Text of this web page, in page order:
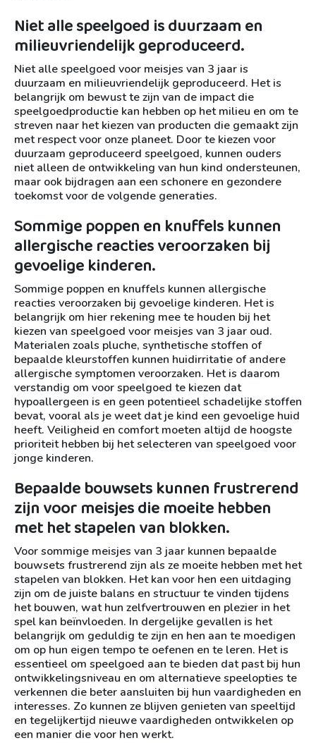
Niet alle speelgoed is duurzaam en
milieuvriendelijk geproduceerd.
Niet alle speelgoed voor meisjes van 3 jaar is
duurzaam en milieuvriendelijk geproduceerd. Het is
belangrijk om bewust te zijn van de impact die
speelgoedproductie kan hebben op het milieu en om te
streven naar het kiezen van producten die gemaakt zijn
met respect voor onze planeet. Door te kiezen voor
duurzaam geproduceerd speelgoed, kunnen ouders
niet alleen de ontwikkeling van hun kind ondersteunen,
maar ook bijdragen aan een schonere en gezondere
toekomst voor de volgende generaties.
Sommige poppen en knuffels kunnen
allergische reacties veroorzaken bij
gevoelige kinderen.
Sommige poppen en knuffels kunnen allergische
reacties veroorzaken bij gevoelige kinderen. Het is
belangrijk om hier rekening mee te houden bij het
kiezen van speelgoed voor meisjes van 3 jaar oud.
Materialen zoals pluche, synthetische stoffen of
bepaalde kleurstoffen kunnen huidirritatie of andere
allergische symptomen veroorzaken. Het is daarom
verstandig om voor speelgoed te kiezen dat
hypoallergeen is en geen potentieel schadelijke stoffen
bevat, vooral als je weet dat je kind een gevoelige huid
heeft. Veiligheid en comfort moeten altijd de hoogste
prioriteit hebben bij het selecteren van speelgoed voor
jonge kinderen.
Bepaalde bouwsets kunnen frustrerend
zijn voor meisjes die moeite hebben
met het stapelen van blokken.
Voor sommige meisjes van 3 jaar kunnen bepaalde
bouwsets frustrerend zijn als ze moeite hebben met het
stapelen van blokken. Het kan voor hen een uitdaging
zijn om de juiste balans en structuur te vinden tijdens
het bouwen, wat hun zelfvertrouwen en plezier in het
spel kan beïnvloeden. In dergelijke gevallen is het
belangrijk om geduldig te zijn en hen aan te moedigen
om op hun eigen tempo te oefenen en te leren. Het is
essentieel om speelgoed aan te bieden dat past bij hun
ontwikkelingsniveau en om alternatieve speelopties te
verkennen die beter aansluiten bij hun vaardigheden en
interesses. Zo kunnen ze blijven genieten van speeltijd
en tegelijkertijd nieuwe vaardigheden ontwikkelen op
een manier die voor hen werkt.